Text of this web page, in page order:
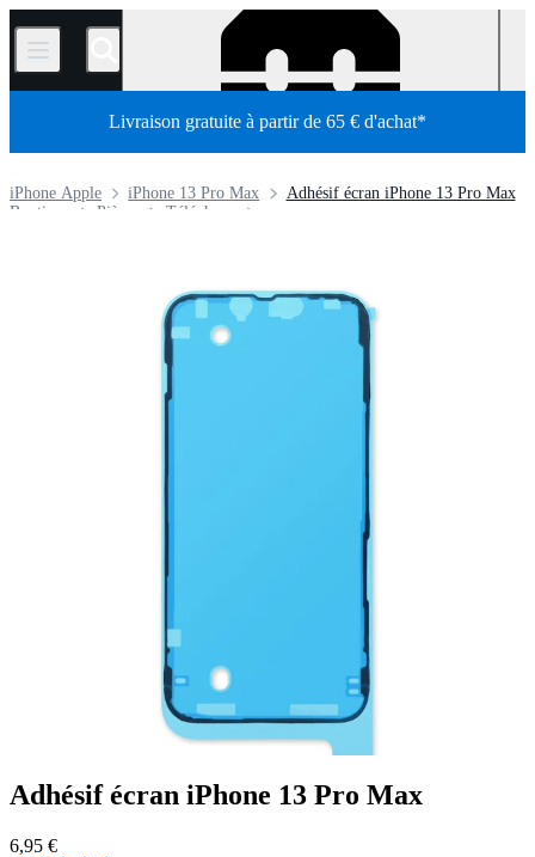
/
Livraison gratuite à partir de 65 € d'achat*
Adhésif écran iPhone 13 Pro Max
iPhone 13 Pro Max
iPhone Apple
Téléphone
Pièces
Boutique
Adhésif écran iPhone 13 Pro Max
6,95 €